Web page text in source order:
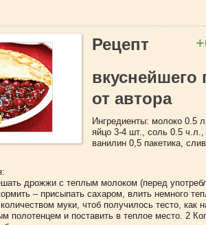
Рецепт
вкуснейшего
от автора
Ингредиенты: молоко 0.5
яйцо 3-4 шт., соль 0.5 ч.л.,
ванилин 0,5 пакетика,
дрожжи с теплым молоком (перед
– присыпать сахаром, влить немного
муки, чтоб получилось тесто, как
полотенцем и поставить в теплое место. 2